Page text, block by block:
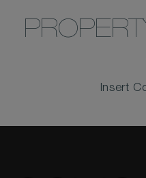
Insert